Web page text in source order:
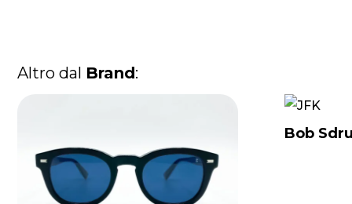
Altro dal Brand:
Bob